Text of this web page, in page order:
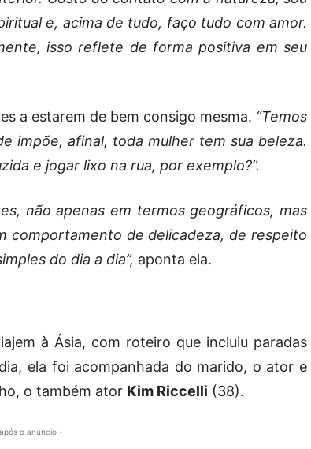
e, acima de tudo, faço tudo com amor.
isso reflete de forma positiva em seu
a estarem de bem consigo mesma. “Temos
impõe, afinal, toda mulher tem sua beleza.
e jogar lixo na rua, por exemplo?”.
não apenas em termos geográficos, mas
comportamento de delicadeza, de respeito
do dia a dia”, aponta ela.
à Ásia, com roteiro que incluiu paradas
ela foi acompanhada do marido, o ator e
o também ator Kim Riccelli (38).
o anúncio -